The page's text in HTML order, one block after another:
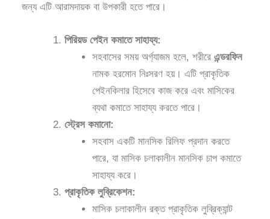
জন্য এটি আরামদায়ক বা উপকারী হতে পারে।
পিরিয়ড পেইন কমাতে সাহায্য:
সহবাসের সময় অর্গ্যাজম হলে, শরীরে এন্ডরফিন
নামক হরমোন নিঃসরণ হয়। এটি প্রাকৃতিক
পেইনকিলার হিসেবে কাজ করে এবং মাসিকের
ব্যথা কমাতে সাহায্য করতে পারে।
স্ট্রেস কমানো:
সহবাস একটি মানসিক রিলিফ প্রদান করতে
পারে, যা মাসিক চলাকালীন মানসিক চাপ কমাতে
সাহায্য করে।
প্রাকৃতিক লুব্রিকেশন:
মাসিক চলাকালীন রক্ত প্রাকৃতিক লুব্রিক্যান্ট